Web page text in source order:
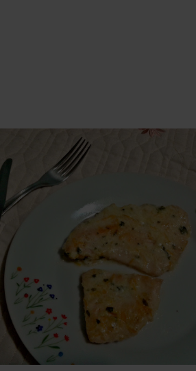
ПОНЕДІЛОК, 9 СІЧНЯ 2017 Р.
КУРКА В МОЛОЦІ (POLLO
AL LATTE)